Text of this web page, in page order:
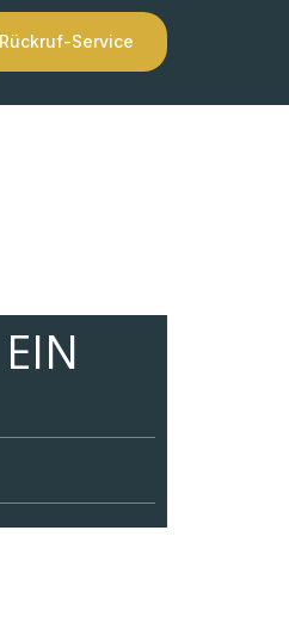
Rückruf-Service